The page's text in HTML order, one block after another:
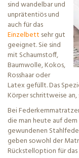
sind wandelbar und
unprätentiös und
auch für das
Einzelbett sehr gut
geeignet. Sie sind
mit Schaumstoff,
Baumwolle, Kokos,
Rosshaar oder
Latex gefüllt. Das
Körper schrittweise an,
Bei
die man heute auf
gewundenen
geben sowohl der
Rückstelloption für